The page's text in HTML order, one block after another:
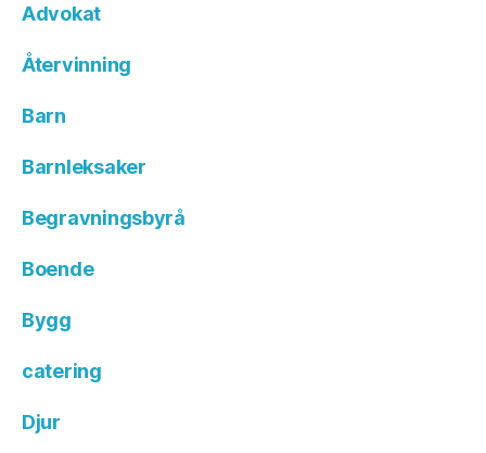
Advokat
Återvinning
Barn
Barnleksaker
Begravningsbyrå
Boende
Bygg
catering
Djur